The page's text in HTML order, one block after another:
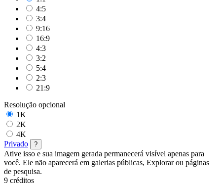
4:5
3:4
9:16
16:9
4:3
3:2
5:4
2:3
21:9
Resolução opcional
1K
2K
4K
Privado
?
Ative isso e sua imagem gerada permanecerá visível apenas para
você. Ele não aparecerá em galerias públicas, Explorar ou páginas
de pesquisa.
9 créditos